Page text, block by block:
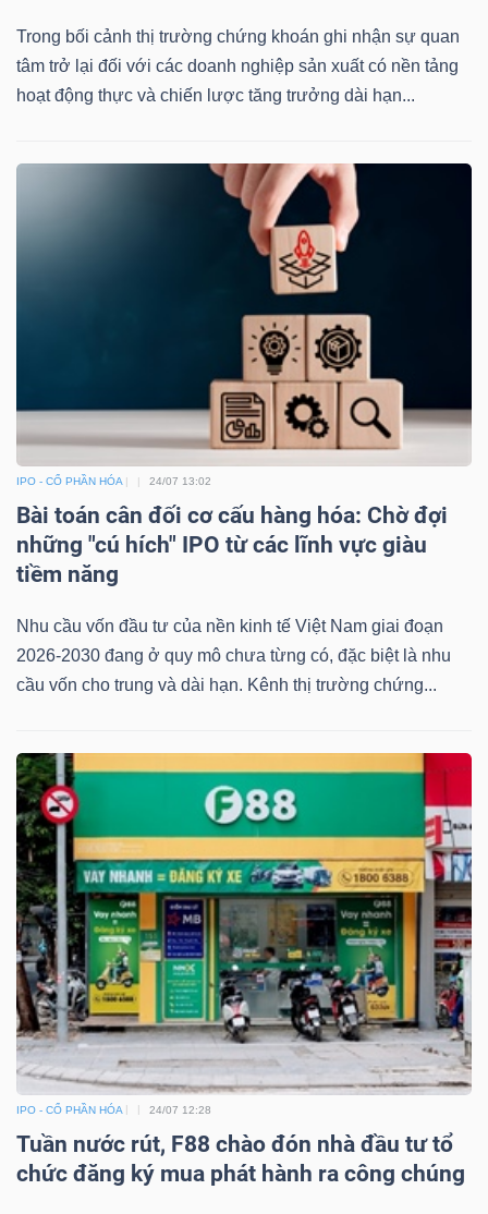
Trong bối cảnh thị trường chứng khoán ghi nhận sự quan
tâm trở lại đối với các doanh nghiệp sản xuất có nền tảng
hoạt động thực và chiến lược tăng trưởng dài hạn...
IPO - CỔ PHẦN HÓA 24/07 13:02
Bài toán cân đối cơ cấu hàng hóa: Chờ đợi
những "cú hích" IPO từ các lĩnh vực giàu
tiềm năng
Nhu cầu vốn đầu tư của nền kinh tế Việt Nam giai đoạn
2026-2030 đang ở quy mô chưa từng có, đặc biệt là nhu
cầu vốn cho trung và dài hạn. Kênh thị trường chứng...
IPO - CỔ PHẦN HÓA 24/07 12:28
Tuần nước rút, F88 chào đón nhà đầu tư tổ
chức đăng ký mua phát hành ra công chúng